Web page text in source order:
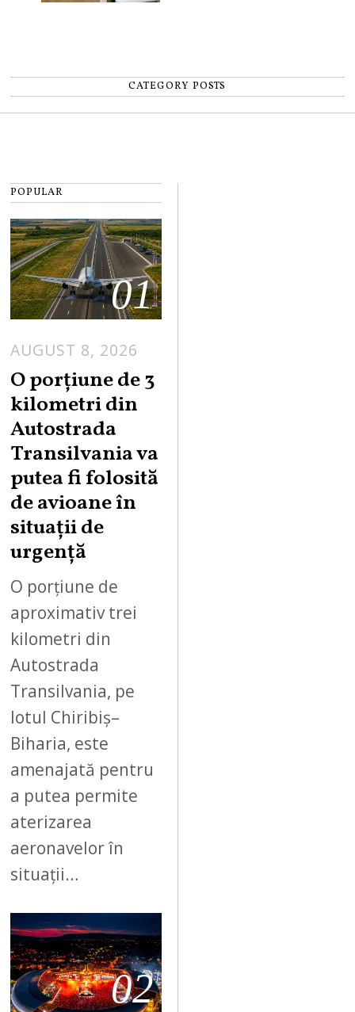
CATEGORY POSTS
POPULAR
01
AUGUST 8, 2026
U
G
T
8
O porțiune de 3
kilometri din
Autostrada
Transilvania va
putea fi folosită
de avioane în
situații de
urgență
O porțiune de
aproximativ trei
kilometri din
Autostrada
Transilvania, pe
lotul Chiribiș–
Biharia, este
amenajată pentru
a putea permite
aterizarea
aeronavelor în
situații…
02